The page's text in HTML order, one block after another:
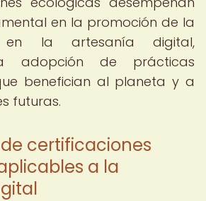
en la promoción de la
en la artesanía digital,
adopción de prácticas
benefician al planeta y a
futuras.
certificaciones
a la